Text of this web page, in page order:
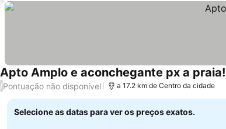
Apto Amplo e aconchegante px a praia!
/Pontuação não disponível a 17.2 km de Centro da cidade
Selecione as datas para ver os preços exatos.